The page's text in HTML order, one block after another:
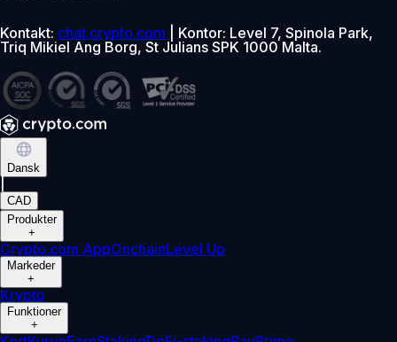
Kontakt: chat.crypto.com | Kontor: Level 7, Spinola Park,
Triq Mikiel Ang Borg, St Julians SPK 1000 Malta.
Dansk
CAD
Produkter
+
Crypto.com AppOnchainLevel Up
Markeder
+
Krypto
Funktioner
+